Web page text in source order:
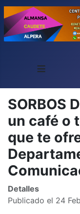
≡
SORBOS
un café o
que te
Detalles
Publicado el 24